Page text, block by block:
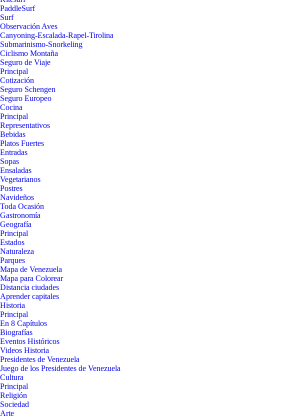
PaddleSurf
Surf
Observación Aves
Canyoning-Escalada-Rapel-Tirolina
Submarinismo-Snorkeling
Ciclismo Montaña
Seguro de Viaje
Principal
Cotización
Seguro Schengen
Seguro Europeo
Cocina
Principal
Representativos
Bebidas
Platos Fuertes
Entradas
Sopas
Ensaladas
Vegetarianos
Postres
Navideños
Toda Ocasión
Gastronomía
Geografía
Principal
Estados
Naturaleza
Parques
Mapa de Venezuela
Mapa para Colorear
Distancia ciudades
Aprender capitales
Historia
Principal
En 8 Capítulos
Biografías
Eventos Históricos
Videos Historia
Presidentes de Venezuela
Juego de los Presidentes de Venezuela
Cultura
Principal
Religión
Sociedad
Arte